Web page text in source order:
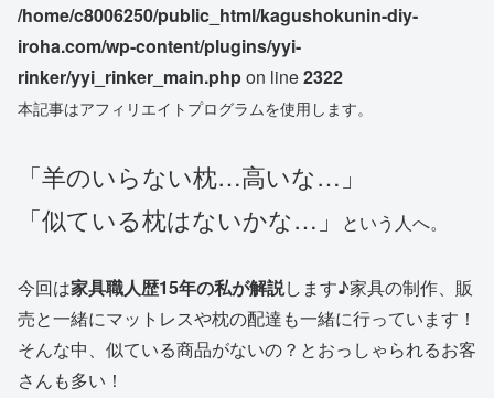
/home/c8006250/public_html/kagushokunin-diy-
iroha.com/wp-content/plugins/yyi-
rinker/yyi_rinker_main.phpon line2322
本記事はアフィリエイトプログラムを使用します。
「羊のいらない枕…高いな…」
「似ている枕はないかな…」
という人へ。
今回は家具職人歴15年の私が解説します♪家具の制作、販
売と一緒にマットレスや枕の配達も一緒に行っています！
そんな中、似ている商品がないの？とおっしゃられるお客
さんも多い！